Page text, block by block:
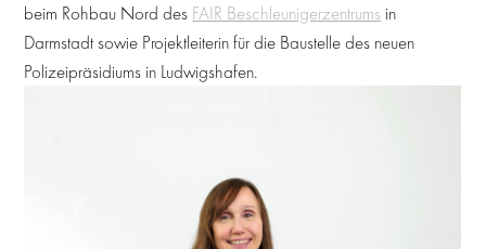
beim Rohbau Nord des FAIR Beschleunigerzentrums in
Darmstadt sowie Projektleiterin für die Baustelle des neuen
Polizeipräsidiums in Ludwigshafen.